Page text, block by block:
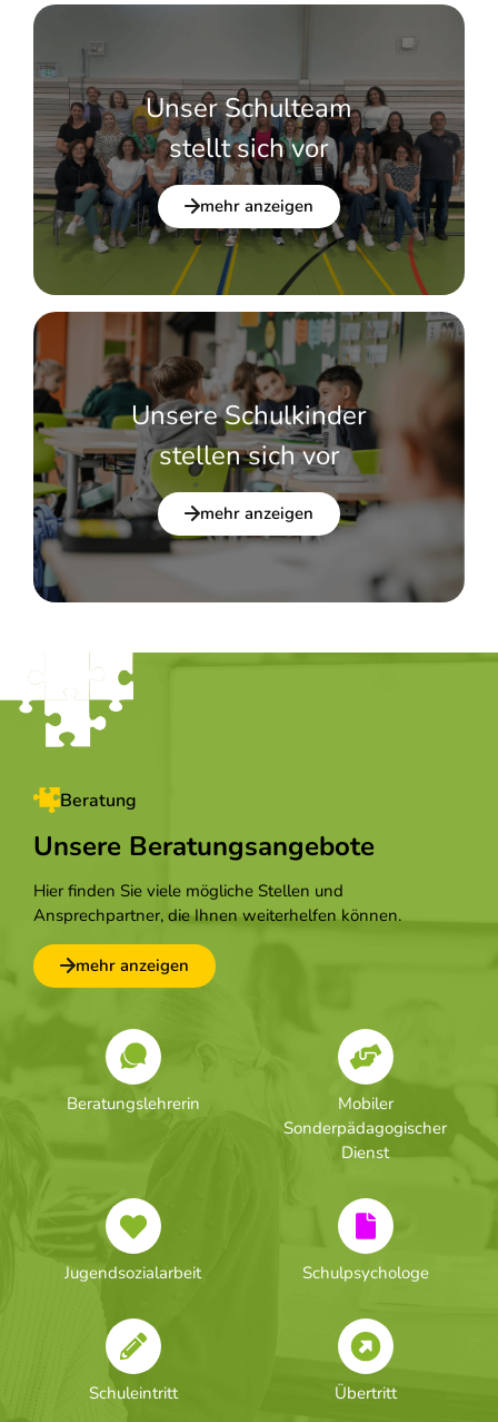
Unser Schulteam
stellt sich vor
mehr anzeigen
Unsere Schulkinder
stellen sich vor
mehr anzeigen
Beratung
Unsere Beratungsangebote
Hier finden Sie viele mögliche Stellen und
Ansprechpartner, die Ihnen weiterhelfen können.
mehr anzeigen
Beratungslehrerin
Mobiler
Sonderpädagogischer
Dienst
Jugendsozialarbeit Schulpsychologe
Schuleintritt Übertritt